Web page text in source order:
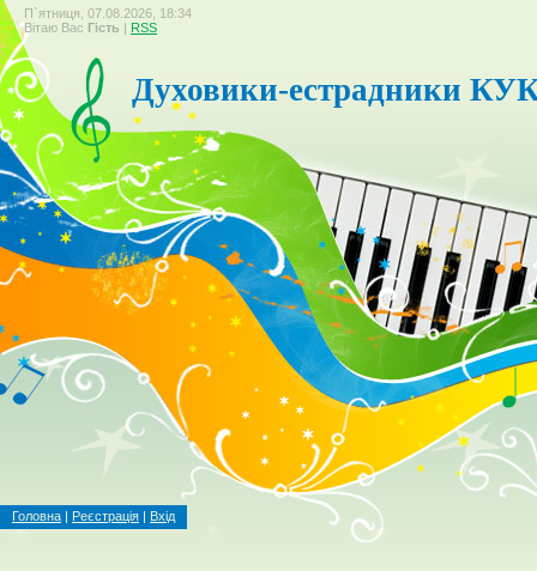
П`ятниця, 07.08.2026, 18:34
Вітаю Вас Гість | RSS
Духовики-естрадники
Головна | Реєстрація | Вхід